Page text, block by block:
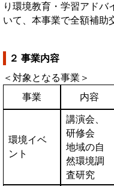
り環境教育・学習アドバ
いて、本事業で全額補助
２ 事業内容
＜対象となる事業＞
事業
内容
環境イベ
ント
講演会、
研修会
地域の自
然環境調
査研究